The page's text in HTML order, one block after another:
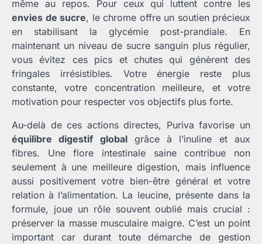
même au repos. Pour ceux qui luttent contre les
envies de sucre, le chrome offre un soutien précieux
en stabilisant la glycémie post-prandiale. En
maintenant un niveau de sucre sanguin plus régulier,
vous évitez ces pics et chutes qui génèrent des
fringales irrésistibles. Votre énergie reste plus
constante, votre concentration meilleure, et votre
motivation pour respecter vos objectifs plus forte.
Au-delà de ces actions directes, Puriva favorise un
équilibre digestif globalgrâce à l’inuline et aux
fibres. Une flore intestinale saine contribue non
seulement à une meilleure digestion, mais influence
aussi positivement votre bien-être général et votre
relation à l’alimentation. La leucine, présente dans la
formule, joue un rôle souvent oublié mais crucial :
préserver la masse musculaire maigre. C’est un point
important car durant toute démarche de gestion